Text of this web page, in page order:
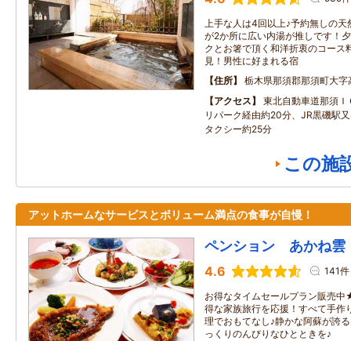
上手な人は4回以上♪予約無しの
が2か所に広い内湯が推しです！
クとお箸で頂く和洋折衷のコース
見！男性に好まれる宿
住所
栃木県那須郡那須町大
アクセス
東北自動車道那須
リパーク経由約20分、JR黒磯駅
タクシー約25分
この施
アットホームなサービスとボリューム満点の食事が自慢！
ペンション あかね雲
4.6 141件
お得なタイムセールプラン販売
得な家族旅行を応援！すべて手作
理でおもてなし♪静かな阿蘇が誇
っくりのんびりなひとときを♪